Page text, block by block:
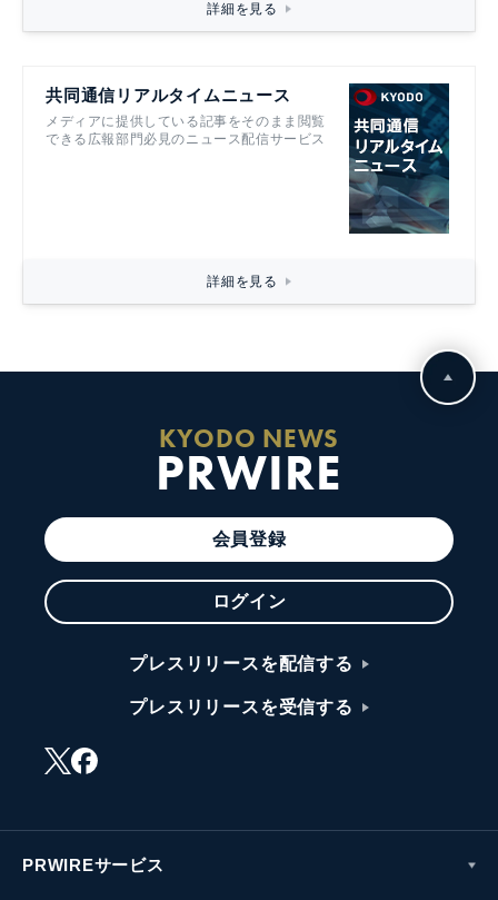
詳細を見る
共同通信リアルタイムニュース
メディアに提供している記事をそのまま閲覧
できる広報部門必見のニュース配信サービス
詳細を見る
KYODO NEWS
PRWIRE
会員登録
ログイン
プレスリリースを配信する
プレスリリースを受信する
PRWIREサービス